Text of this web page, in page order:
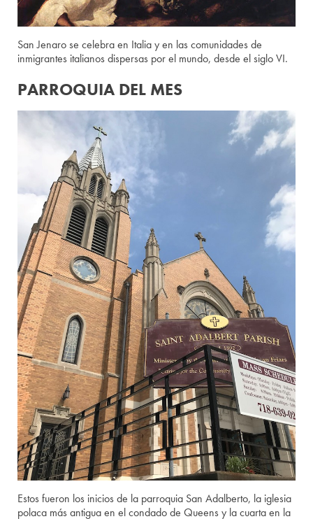
San Jenaro se celebra en Italia y en las comunidades de
inmigrantes italianos dispersas por el mundo, desde el siglo VI.
PARROQUIA DEL MES
Estos fueron los inicios de la parroquia San Adalberto, la iglesia
polaca más antigua en el condado de Queens y la cuarta en la